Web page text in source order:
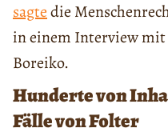
sagtedie
in einem Interview mit
Boreiko.
Hunderte von
Fälle von Folter